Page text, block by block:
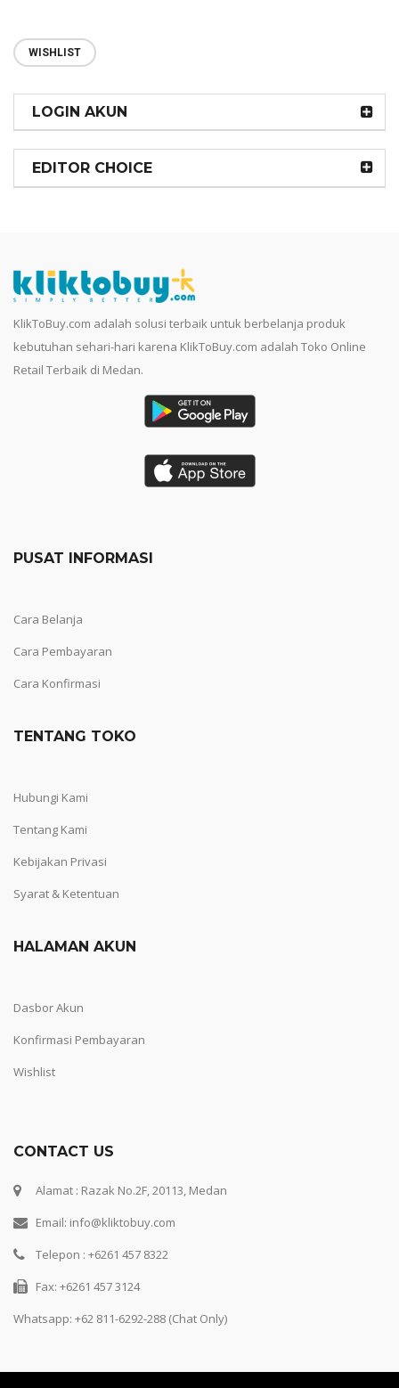
WISHLIST
LOGIN AKUN
EDITOR CHOICE
KlikToBuy.com adalah solusi terbaik untuk berbelanja produk
kebutuhan sehari-hari karena KlikToBuy.com adalah Toko Online
Retail Terbaik di Medan.
PUSAT INFORMASI
Cara Belanja
Cara Pembayaran
Cara Konfirmasi
TENTANG TOKO
Hubungi Kami
Tentang Kami
Kebijakan Privasi
Syarat & Ketentuan
HALAMAN AKUN
Dasbor Akun
Konfirmasi Pembayaran
Wishlist
CONTACT US
Alamat : Razak No.2F, 20113, Medan
Email: info@kliktobuy.com
Telepon : +6261 457 8322
Fax: +6261 457 3124
Whatsapp: +62 811-6292-288 (Chat Only)